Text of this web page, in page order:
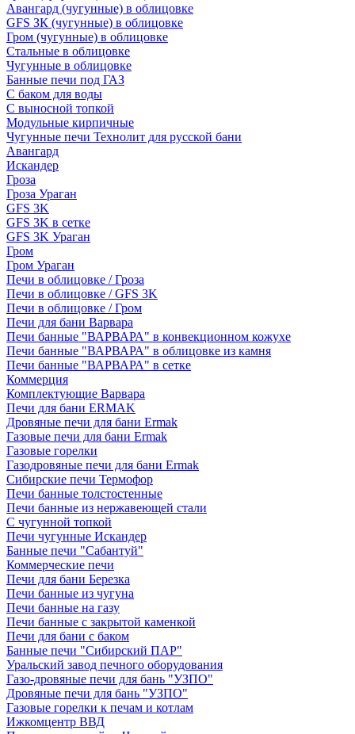
Авангард (чугунные) в облицовке
GFS ЗК (чугунные) в облицовке
Гром (чугунные) в облицовке
Стальные в облицовке
Чугунные в облицовке
Банные печи под ГАЗ
С баком для воды
С выносной топкой
Модульные кирпичные
Чугунные печи Технолит для русской бани
Авангард
Искандер
Гроза
Гроза Ураган
GFS 3K
GFS 3K в сетке
GFS 3K Ураган
Гром
Гром Ураган
Печи в облицовке / Гроза
Печи в облицовке / GFS 3K
Печи в облицовке / Гром
Печи для бани Варвара
Печи банные "ВАРВАРА" в конвекционном кожухе
Печи банные "ВАРВАРА" в облицовке из камня
Печи банные "ВАРВАРА" в сетке
Коммерция
Комплектующие Варвара
Печи для бани ERMAK
Дровяные печи для бани Ermak
Газовые печи для бани Ermak
Газовые горелки
Газодровяные печи для бани Ermak
Сибирские печи Термофор
Печи банные толстостенные
Печи банные из нержавеющей стали
С чугунной топкой
Печи чугунные Искандер
Банные печи "Сабантуй"
Коммерческие печи
Печи для бани Березка
Печи банные из чугуна
Печи банные на газу
Печи банные с закрытой каменкой
Печи для бани с баком
Банные печи "Сибирский ПАР"
Уральский завод печного оборудования
Газо-дровяные печи для бань "УЗПО"
Дровяные печи для бань "УЗПО"
Газовые горелки к печам и котлам
Ижкомцентр ВВД